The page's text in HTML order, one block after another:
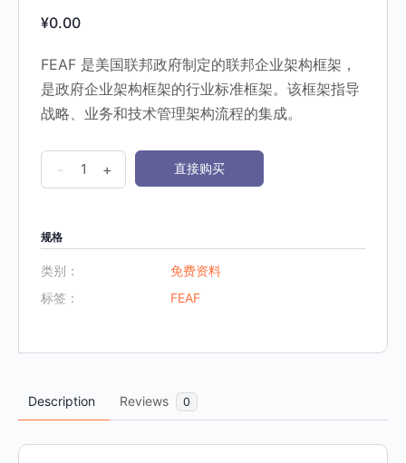
¥0.00
FEAF 是美国联邦政府制定的联邦企业架构框架，
是政府企业架构框架的行业标准框架。该框架指导
战略、业务和技术管理架构流程的集成。
联
企
构
v2.0
量
- + 直接购买
规格
类别：
免费资料
标签：
FEAF
Description Reviews 0